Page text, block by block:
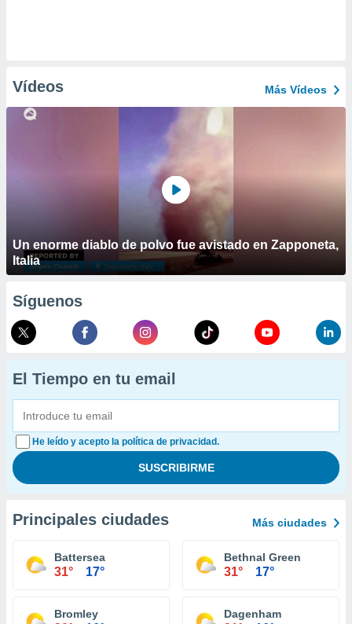
Vídeos Más Vídeos
Un enorme diablo de polvo fue avistado en Zapponeta,
Italia
Síguenos
El Tiempo en tu email
He leído y acepto la política de privacidad.
Principales ciudades Más ciudades
Battersea
31° 17°
Bethnal Green
31° 17°
Bromley Dagenham